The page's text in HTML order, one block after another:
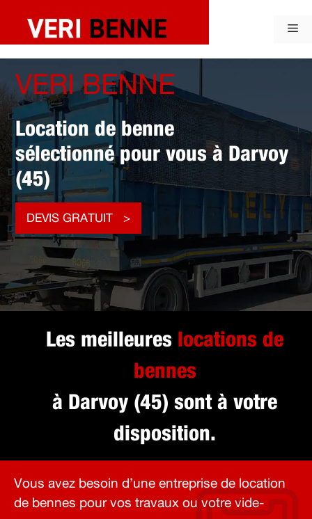
contenu
VERI BENNE
Location de benne
sélectionné pour vous à Darvoy
(45)
DEVIS GRATUIT
Les meilleures locations de
bennes
à Darvoy (45) sont à votre
disposition.
Vous avez besoin d’une entreprise de location
de bennes pour vos travaux ou votre vide-